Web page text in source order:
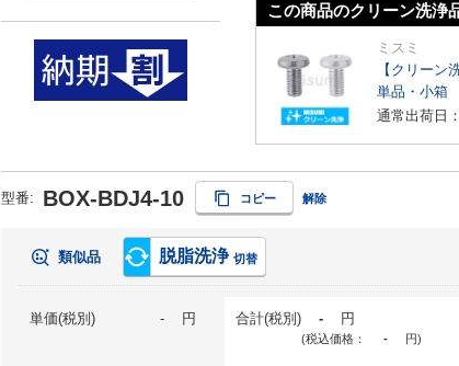
この商品のクリーン洗浄
ミスミ
【クリーン
単品・小箱
通常出荷日
型番: BOX-BDJ4-10 コピー 解除
類似品 脱脂洗浄 切替
単価(税別) - 円 合計(税別) - 円
(税込価格： - 円)